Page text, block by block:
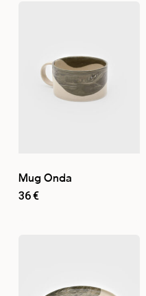
Mug Onda
36€